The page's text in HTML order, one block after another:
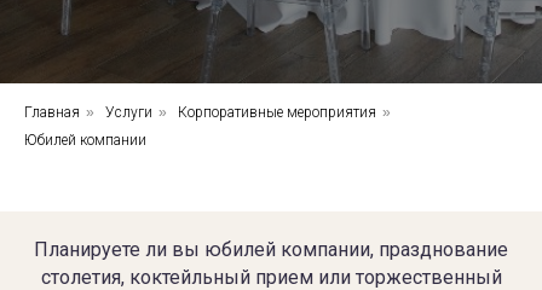
Главная » Услуги » Корпоративные мероприятия »
Юбилей компании
Планируете ли вы юбилей компании, празднование
столетия, коктейльный прием или торжественный